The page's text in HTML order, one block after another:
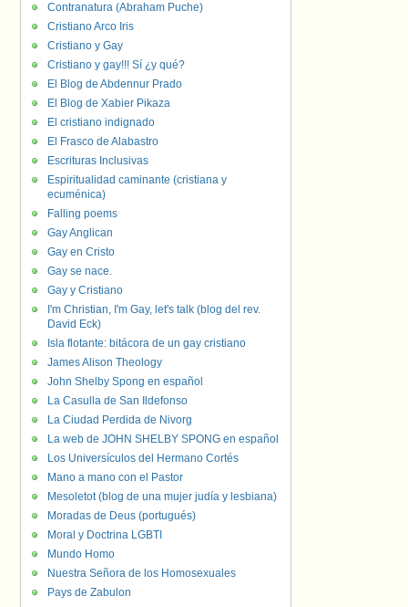
Contranatura (Abraham Puche)
Cristiano Arco Iris
Cristiano y Gay
Cristiano y gay!!! Sí ¿y qué?
El Blog de Abdennur Prado
El Blog de Xabier Pikaza
El cristiano indignado
El Frasco de Alabastro
Escrituras Inclusivas
Espiritualidad caminante (cristiana y
ecuménica)
Falling poems
Gay Anglican
Gay en Cristo
Gay se nace.
Gay y Cristiano
I'm Christian, I'm Gay, let's talk (blog del rev.
David Eck)
Isla flotante: bitácora de un gay cristiano
James Alison Theology
John Shelby Spong en español
La Casulla de San Ildefonso
La Ciudad Perdida de Nivorg
La web de JOHN SHELBY SPONG en español
Los Universículos del Hermano Cortés
Mano a mano con el Pastor
Mesoletot (blog de una mujer judía y lesbiana)
Moradas de Deus (portugués)
Moral y Doctrina LGBTI
Mundo Homo
Nuestra Señora de los Homosexuales
Pays de Zabulon